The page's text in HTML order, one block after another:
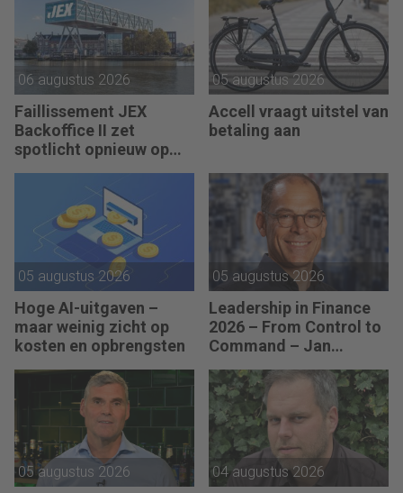
06 augustus 2026
Faillissement JEX
Backoffice II zet
spotlicht opnieuw op
05 augustus 2026
Accell vraagt uitstel van
betaling aan
05 augustus 2026
Hoge AI-uitgaven –
maar weinig zicht op
kosten en opbrengsten
05 augustus 2026
Leadership in Finance
2026 – From Control to
Command – Jan
van The Protein
Brewery): “Je moet
vaak met relatief weinig
data toch knopen
doorhakken.”
05 augustus 2026 04 augustus 2026